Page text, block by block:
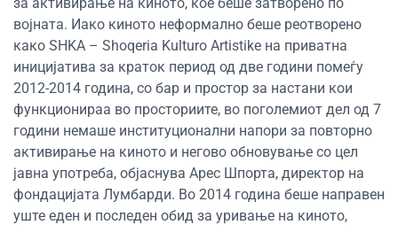
војната. Иако киното неформално беше реотворено
како SHKA – Shoqeria Kulturo Artistike на приватна
иницијатива за краток период од две години помеѓу
2012-2014 година, со бар и простор за настани кои
функционираа во просториите, во поголемиот дел од 7
години немаше институционални напори за повторно
активирање на киното и негово обновување со цел
јавна употреба, објаснува Арес Шпорта, директор на
фондацијата Лумбарди. Во 2014 година беше направен
уште еден и последен обид за уривање на киното,